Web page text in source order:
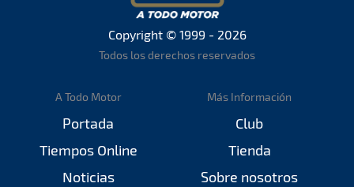
Copyright © 1999 - 2026
Todos los derechos reservados
A Todo Motor
Portada
Tiempos Online
Noticias
Más Información
Club
Tienda
Sobre nosotros